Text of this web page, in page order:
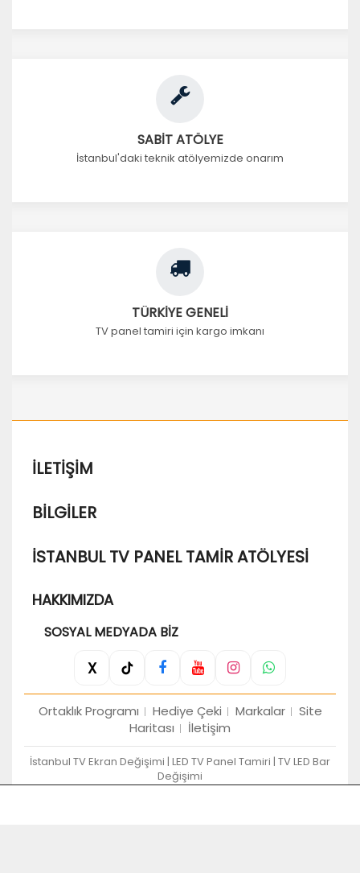
SABİT ATÖLYE
İstanbul'daki teknik atölyemizde onarım
TÜRKİYE GENELİ
TV panel tamiri için kargo imkanı
İLETIŞIM
BILGILER
İSTANBUL TV PANEL TAMIR ATÖLYESI
HAKKIMIZDA
SOSYAL MEDYADA BIZ
X
Ortaklık Programı Hediye Çeki Markalar
Site
Haritası
İletişim
İstanbul TV Ekran Değişimi | LED TV Panel Tamiri | TV LED Bar
Değişimi